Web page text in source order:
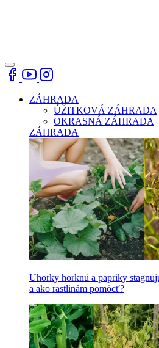
ZÁHRADA
ÚŽITKOVÁ ZÁHRADA
OKRASNÁ ZÁHRADA
ZÁHRADA
Uhorky horknú a papriky
a ako rastlinám pomôcť?